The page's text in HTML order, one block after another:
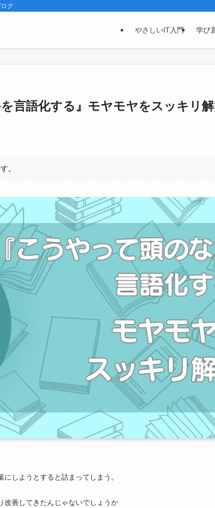
グ
やさしいIT入門 学び
言語化する』モヤモヤをスッキリ
。
しようとすると詰まってしまう。
改善してきたんじゃないでしょうか